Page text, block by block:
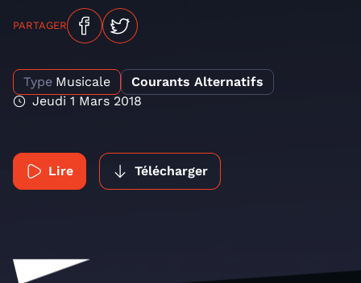
PARTAGER
Type Musicale
Courants Alternatifs
Jeudi 1 Mars 2018
Lire Télécharger